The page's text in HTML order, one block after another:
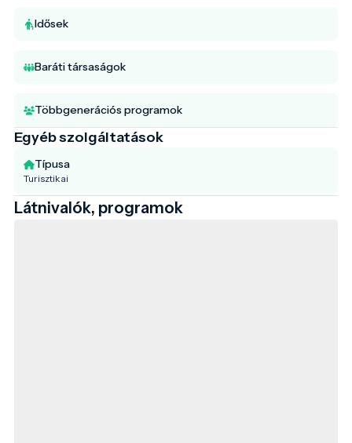
Idősek
Baráti társaságok
Többgenerációs programok
Egyéb szolgáltatások
Típusa
Turisztikai
Látnivalók, programok